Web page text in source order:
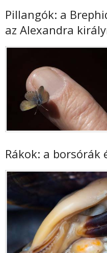
Pillangók: a
az Alexandra
Rákok: a borsórák